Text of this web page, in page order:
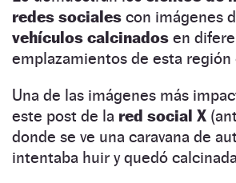
redes sociales con imágenes
vehículos calcinados en
emplazamientos de esta región
Una de las imágenes más
este post de la red social X
donde se ve una caravana de
intentaba huir y quedó